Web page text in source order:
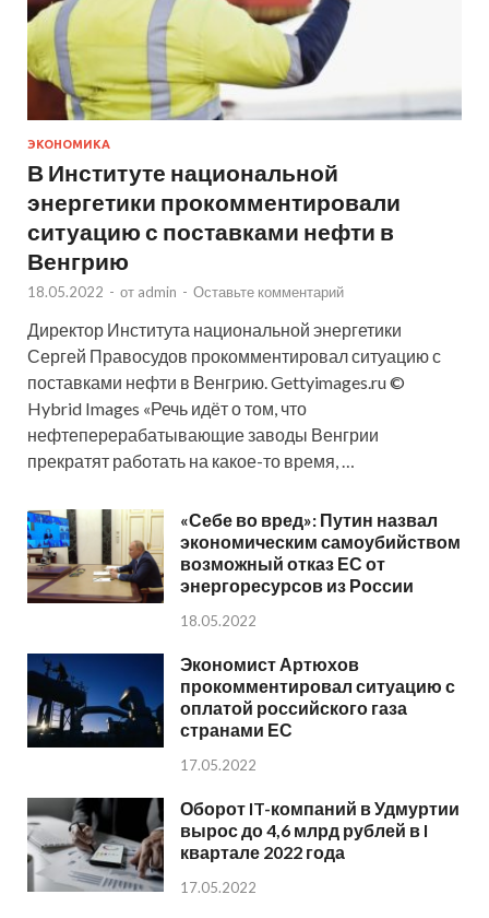
ЭКОНОМИКА
В Институте национальной
энергетики прокомментировали
ситуацию с поставками нефти в
Венгрию
18.05.2022 - от admin - Оставьте комментарий
Директор Института национальной энергетики
Сергей Правосудов прокомментировал ситуацию с
поставками нефти в Венгрию. Gettyimages.ru ©
Hybrid Images «Речь идёт о том, что
нефтеперерабатывающие заводы Венгрии
прекратят работать на какое-то время, …
«Себе во вред»: Путин назвал
экономическим самоубийством
возможный отказ ЕС от
энергоресурсов из России
18.05.2022
Экономист Артюхов
прокомментировал ситуацию с
оплатой российского газа
странами ЕС
17.05.2022
Оборот IT-компаний в Удмуртии
вырос до 4,6 млрд рублей в I
квартале 2022 года
17.05.2022